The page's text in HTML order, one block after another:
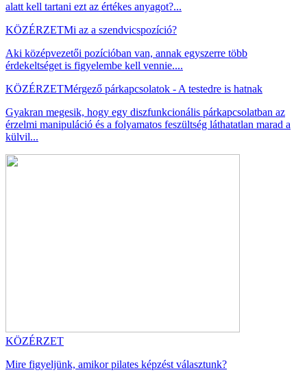
alatt kell tartani ezt az értékes anyagot?...
KÖZÉRZETMi az a szendvicspozíció?
Aki középvezetői pozícióban van, annak egyszerre több
érdekeltséget is figyelembe kell vennie....
KÖZÉRZETMérgező párkapcsolatok - A testedre is hatnak
Gyakran megesik, hogy egy diszfunkcionális párkapcsolatban az
érzelmi manipuláció és a folyamatos feszültség láthatatlan marad a
külvil...
KÖZÉRZET
Mire figyeljünk, amikor pilates képzést választunk?